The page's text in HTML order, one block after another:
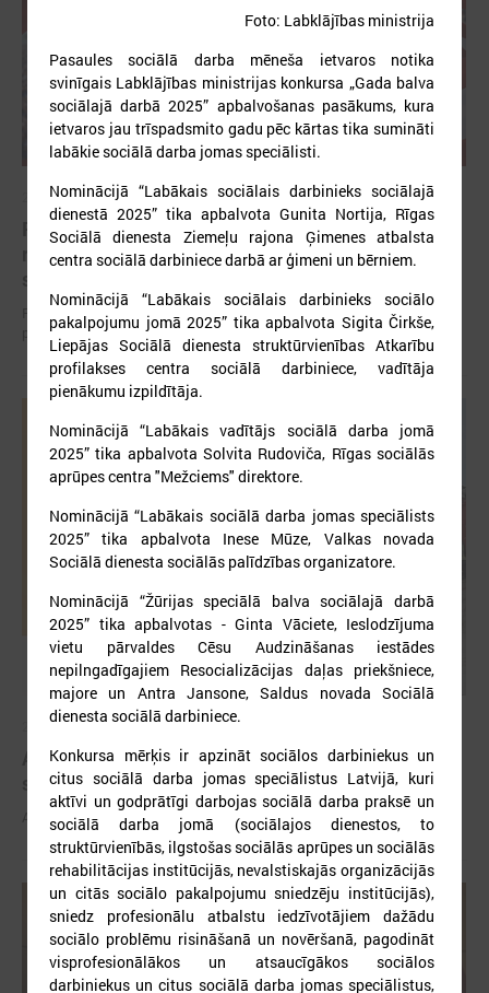
2026. gada 12. jūnijs
Publicēta konferences “Tautas sapulcei – 36”
rezolūcija par vietējās pārstāvniecības
Publicēta konferences “Tautas sapulcei – 36” rezolūcija par vietējās
pārstāvniecības stiprināšanu Latvijā
2026. gada 03. jūnijs
Aicina pašvaldības pieteikties mācībām "Drošība
sākas ar Tevi!"
Aicina pašvaldības pieteikties mācībām "Drošība sākas ar Tevi!"
Foto: Labklājības ministrija
Pasaules sociālā darba mēneša ietvaros notika
svinīgais Labklājības ministrijas konkursa „Gada balva
sociālajā darbā 2025” apbalvošanas pasākums, kura
ietvaros jau trīspadsmito gadu pēc kārtas tika sumināti
labākie sociālā darba jomas speciālisti.
Nominācijā “Labākais sociālais darbinieks sociālajā
dienestā 2025” tika apbalvota Gunita Nortija, Rīgas
Sociālā dienesta Ziemeļu rajona Ģimenes atbalsta
centra sociālā darbiniece darbā ar ģimeni un bērniem.
Nominācijā “Labākais sociālais darbinieks sociālo
pakalpojumu jomā 2025” tika apbalvota Sigita Čirkše,
Liepājas Sociālā dienesta struktūrvienības Atkarību
profilakses centra sociālā darbiniece, vadītāja
pienākumu izpildītāja.
Nominācijā “Labākais vadītājs sociālā darba jomā
2025” tika apbalvota Solvita Rudoviča, Rīgas sociālās
aprūpes centra "Mežciems" direktore.
Nominācijā “Labākais sociālā darba jomas speciālists
2025” tika apbalvota Inese Mūze, Valkas novada
Sociālā dienesta sociālās palīdzības organizatore.
Nominācijā “Žūrijas speciālā balva sociālajā darbā
2025” tika apbalvotas - Ginta Vāciete, Ieslodzījuma
vietu pārvaldes Cēsu Audzināšanas iestādes
nepilngadīgajiem Resocializācijas daļas priekšniece,
majore un Antra Jansone, Saldus novada Sociālā
dienesta sociālā darbiniece.
Konkursa mērķis ir apzināt sociālos darbiniekus un
citus sociālā darba jomas speciālistus Latvijā, kuri
aktīvi un godprātīgi darbojas sociālā darba praksē un
sociālā darba jomā (sociālajos dienestos, to
struktūrvienībās, ilgstošas sociālās aprūpes un sociālās
rehabilitācijas institūcijās, nevalstiskajās organizācijās
un citās sociālo pakalpojumu sniedzēju institūcijās),
sniedz profesionālu atbalstu iedzīvotājiem dažādu
sociālo problēmu risināšanā un novēršanā, pagodināt
visprofesionālākos un atsaucīgākos sociālos
darbiniekus un citus sociālā darba jomas speciālistus,